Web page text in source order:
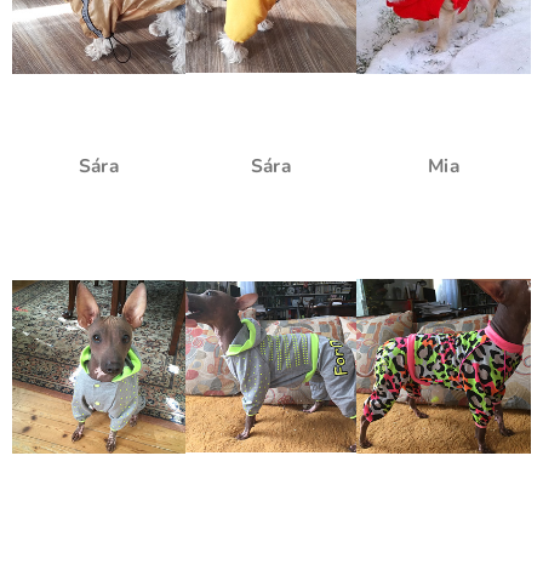
Sára Sára Mia